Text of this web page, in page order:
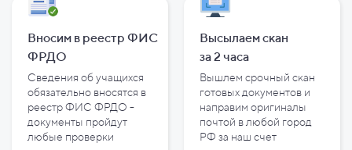
Вносим в реестр ФИС
ФРДО
Сведения об учащихся
обязательно вносятся в
реестр ФИС ФРДО -
документы пройдут
любые проверки
Высылаем скан
за2 часа
Вышлем срочный скан
готовых документов и
направим оригиналы
почтой в любой город
РФ за наш счет